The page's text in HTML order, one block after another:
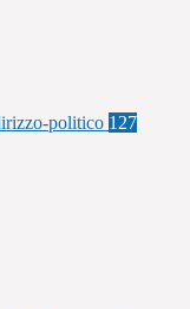
politico 127